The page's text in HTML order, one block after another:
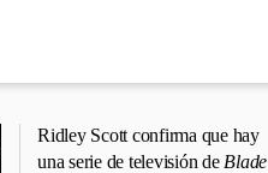
Ridley Scott confirma que hay
una serie de televisión de Blade